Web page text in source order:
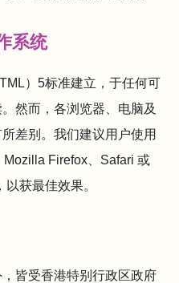
系统
）5标准建立，于任何可
然而，各浏览器、电脑及
差别。我们建议用户使用
Firefox、Safari 或
获最佳效果。
皆受香港特别行政区政府